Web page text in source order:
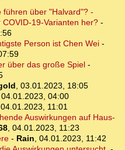
führen über "Halvard"? -
19-Varianten her? -
Person ist Chen Wei-
über das große Spiel-
, 03.01.2023, 18:05
04.01.2023, 04:00
04.01.2023, 11:01
Auswirkungen auf Haus-
, 04.01.2023, 11:23
- Rain, 04.01.2023, 11:42